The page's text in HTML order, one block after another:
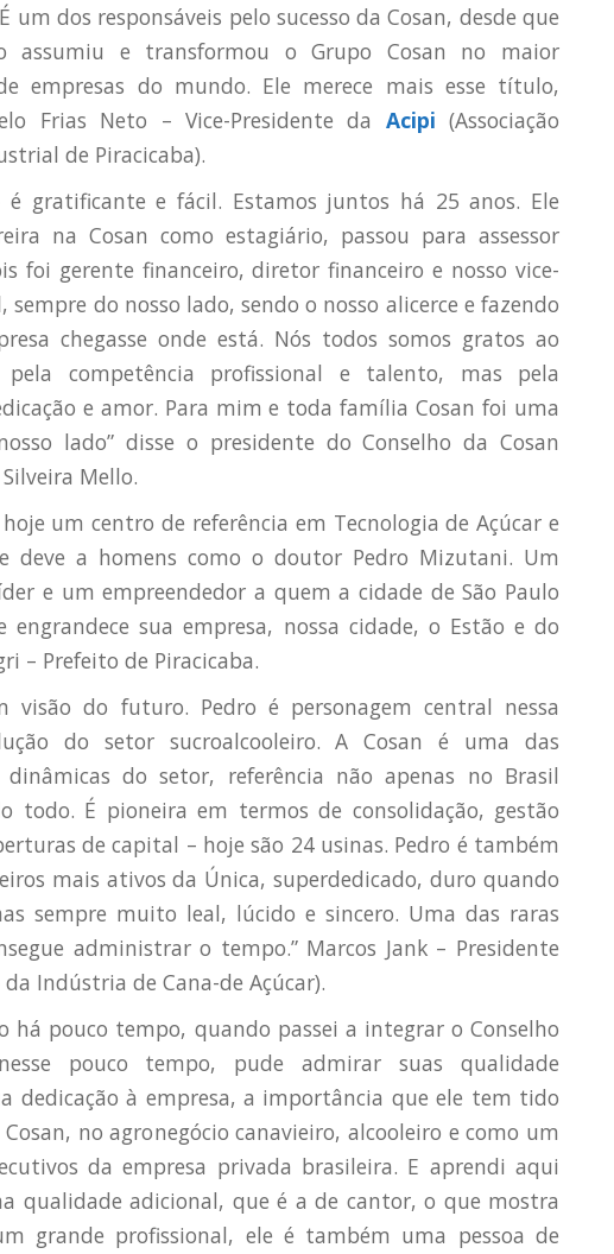
um dos responsáveis pelo sucesso da Cosan, desde que
assumiu e transformou o Grupo Cosan no maior
empresas do mundo. Ele merece mais esse título,
Frias Neto – Vice-Presidente da Acipi (Associação
de Piracicaba).
é gratificante e fácil. Estamos juntos há 25 anos. Ele
na Cosan como estagiário, passou para assessor
foi gerente financeiro, diretor financeiro e nosso vice-
sempre do nosso lado, sendo o nosso alicerce e fazendo
chegasse onde está. Nós todos somos gratos ao
competência profissional e talento, mas pela
e amor. Para mim e toda família Cosan foi uma
lado” disse o presidente do Conselho da Cosan
Mello.
hoje um centro de referência em Tecnologia de Açúcar e
deve a homens como o doutor Pedro Mizutani. Um
e um empreendedor a quem a cidade de São Paulo
engrandece sua empresa, nossa cidade, o Estão e do
– Prefeito de Piracicaba.
visão do futuro. Pedro é personagem central nessa
do setor sucroalcooleiro. A Cosan é uma das
dinâmicas do setor, referência não apenas no Brasil
todo. É pioneira em termos de consolidação, gestão
de capital – hoje são 24 usinas. Pedro é também
mais ativos da Única, superdedicado, duro quando
sempre muito leal, lúcido e sincero. Uma das raras
administrar o tempo.” Marcos Jank – Presidente
Indústria de Cana-de Açúcar).
há pouco tempo, quando passei a integrar o Conselho
pouco tempo, pude admirar suas qualidade
dedicação à empresa, a importância que ele tem tido
no agronegócio canavieiro, alcooleiro e como um
da empresa privada brasileira. E aprendi aqui
qualidade adicional, que é a de cantor, o que mostra
grande profissional, ele é também uma pessoa de